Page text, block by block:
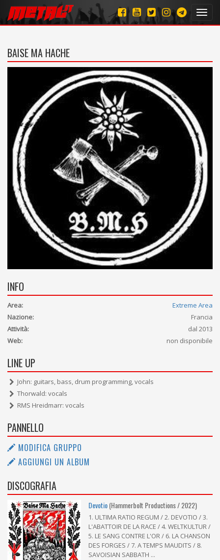
BAISE MA HACHE
INFO
Area:
Extreme Area
Nazione:
Francia
Attività:
dal 2013
Web:
non disponibile
LINE UP
John: guitars, bass, drum programming, vocals
Thorwald: vocals
RMS Hreidmarr: vocals
PANNELLO
MODIFICA GRUPPO
AGGIUNGI UN ALBUM
DISCOGRAFIA
Devotio(Hammerbolt Productions / 2022)
1. ULTIMA RATIO REGUM / 2. DEVOTIO / 3.
L'ABATTOIR DE LA RACE / 4. WELTKULTUR /
5. LE SANG CONTRE L'OR / 6. LA CHANSON
DES FORGES / 7. A TEMPS MAUDITS / 8.
SAVOISIAN SABBATH ...